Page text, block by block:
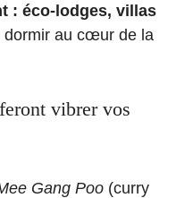
: éco-lodges, villas
dormir au cœur de la
vibrer vos
Gang Poo (curry